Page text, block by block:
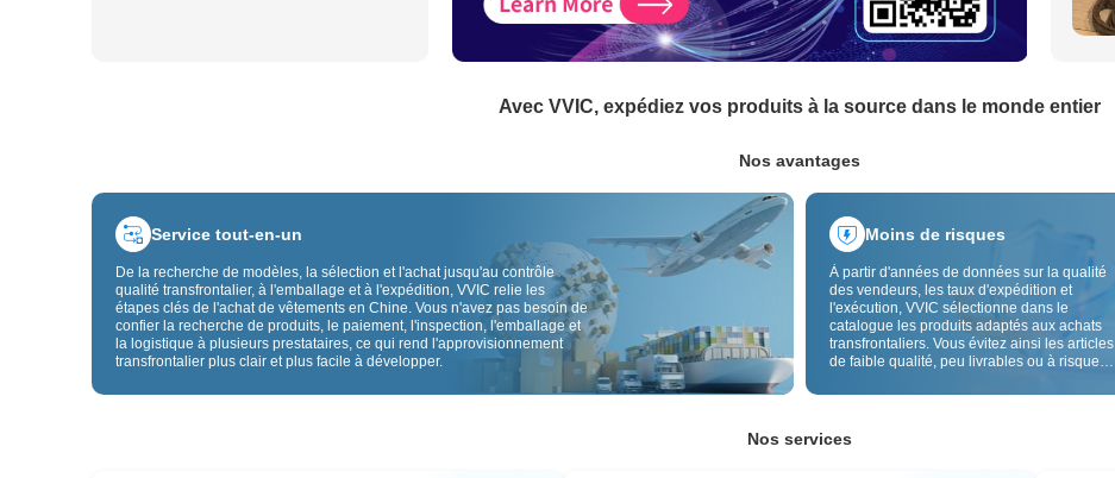
Avec VVIC, expédiez vos produits à la source dans le monde entier
Nos avantages
Service tout-en-un
De la recherche de modèles, la sélection et l'achat jusqu'au contrôle
qualité transfrontalier, à l'emballage et à l'expédition, VVIC relie les
étapes clés de l'achat de vêtements en Chine. Vous n'avez pas besoin de
confier la recherche de produits, le paiement, l'inspection, l'emballage et
la logistique à plusieurs prestataires, ce qui rend l'approvisionnement
transfrontalier plus clair et plus facile à développer.
Moins de risques
À partir d'années de données sur la qualité
des vendeurs, les taux d'expédition et
l'exécution, VVIC sélectionne dans le
catalogue les produits adaptés aux achats
transfrontaliers. Vous évitez ainsi les articles
de faible qualité, peu livrables ou à risque
Le contrôle qualité transfrontalier et les
risques de qualité, douane et après-vente.
Nos services